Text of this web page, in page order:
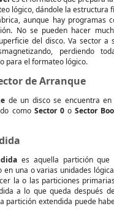
lógico, dándole la estructura
aunque hay programas
No se pueden hacer
del disco. Va sector a
perdiendo
para el formateo lógico.
de Arranque
de un disco se encuentra
como Sector 0oSector
es aquella partición que
en una o varias unidades
la o las particiones
a lo que queda después
partición extendida puede